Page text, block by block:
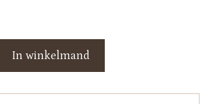
In winkelmand